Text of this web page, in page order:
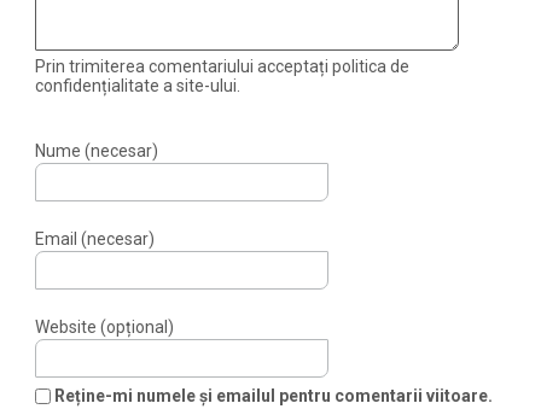
Prin trimiterea comentariului acceptați politica de
confidențialitate a site-ului.
Nume (necesar)
Email (necesar)
Website (opțional)
Reține-mi numele și emailul pentru comentarii viitoare.